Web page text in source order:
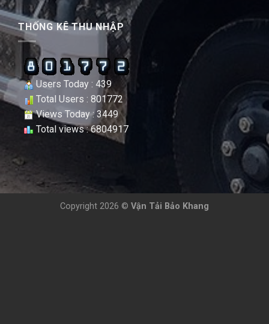
THỐNG KÊ THU NHẬP
Users Today : 439
Total Users : 801772
Views Today : 3449
Total views : 6804917
Copyright 2026 © Vận Tải Bảo Khang